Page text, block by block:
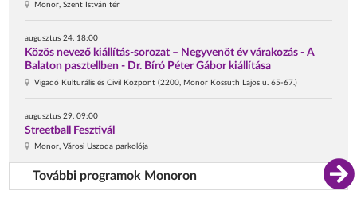
Monor, Szent István tér
augusztus 24. 18:00
Közös nevező kiállítás-sorozat – Negyvenöt év várakozás - A
Balaton pasztellben - Dr. Bíró Péter Gábor kiállítása
Vigadó Kulturális és Civil Központ (2200, Monor Kossuth Lajos u. 65-67.)
augusztus 29. 09:00
Streetball Fesztivál
Monor, Városi Uszoda parkolója
További programok Monoron